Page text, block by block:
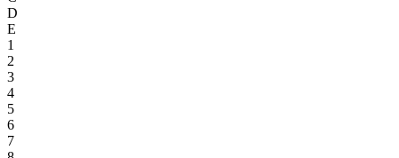
D
E
1
2
3
4
5
6
7